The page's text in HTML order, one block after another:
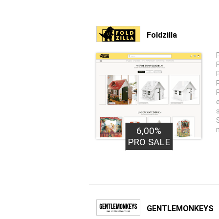
Foldzilla
6,00%
PRO SALE
GENTLEMONKEYS